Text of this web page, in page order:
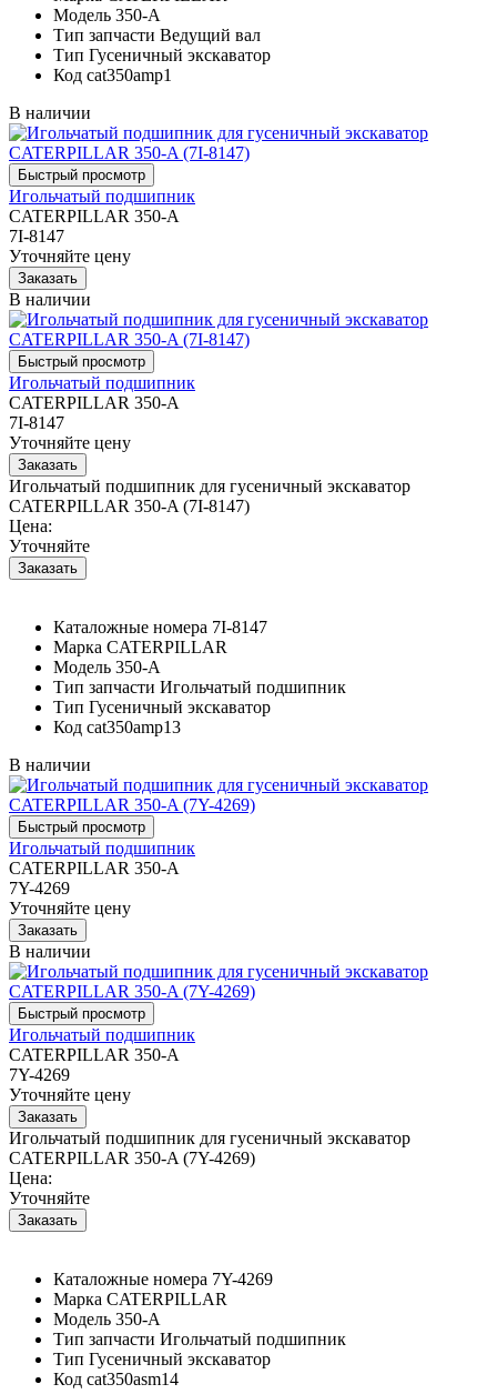
Модель 350-A
Тип запчасти Ведущий вал
Тип Гусеничный экскаватор
Код cat350amp1
В наличии
Игольчатый подшипник
CATERPILLAR 350-A
7I-8147
Уточняйте цену
В наличии
Игольчатый подшипник
CATERPILLAR 350-A
7I-8147
Уточняйте цену
Игольчатый подшипник для гусеничный экскаватор
CATERPILLAR 350-A (7I-8147)
Цена:
Уточняйте
Каталожные номера 7I-8147
Марка CATERPILLAR
Модель 350-A
Тип запчасти Игольчатый подшипник
Тип Гусеничный экскаватор
Код cat350amp13
В наличии
Игольчатый подшипник
CATERPILLAR 350-A
7Y-4269
Уточняйте цену
В наличии
Игольчатый подшипник
CATERPILLAR 350-A
7Y-4269
Уточняйте цену
Игольчатый подшипник для гусеничный экскаватор
CATERPILLAR 350-A (7Y-4269)
Цена:
Уточняйте
Каталожные номера 7Y-4269
Марка CATERPILLAR
Модель 350-A
Тип запчасти Игольчатый подшипник
Тип Гусеничный экскаватор
Код cat350asm14